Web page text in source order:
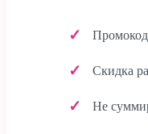
Скидка
Не